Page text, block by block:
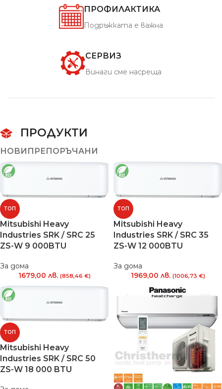
ПРОФИЛАКТИКА
Подръжката е важна
СЕРВИЗ
Винаги сме насреща
ПРОДУКТИ
НОВИ ПРЕПОРЪЧАНИ
ТОП
Mitsubishi Heavy
Industries SRK / SRC 25
ZS-W 9 000BTU
За дома
1679,00 лв. (858,46 €)
ТОП
Mitsubishi Heavy
Industries SRK / SRC 35
ZS-W 12 000BTU
За дома
1969,00 лв. (1006,73 €)
ТОП
Mitsubishi Heavy
Industries SRK / SRC 50
ZS-W 18 000 BTU